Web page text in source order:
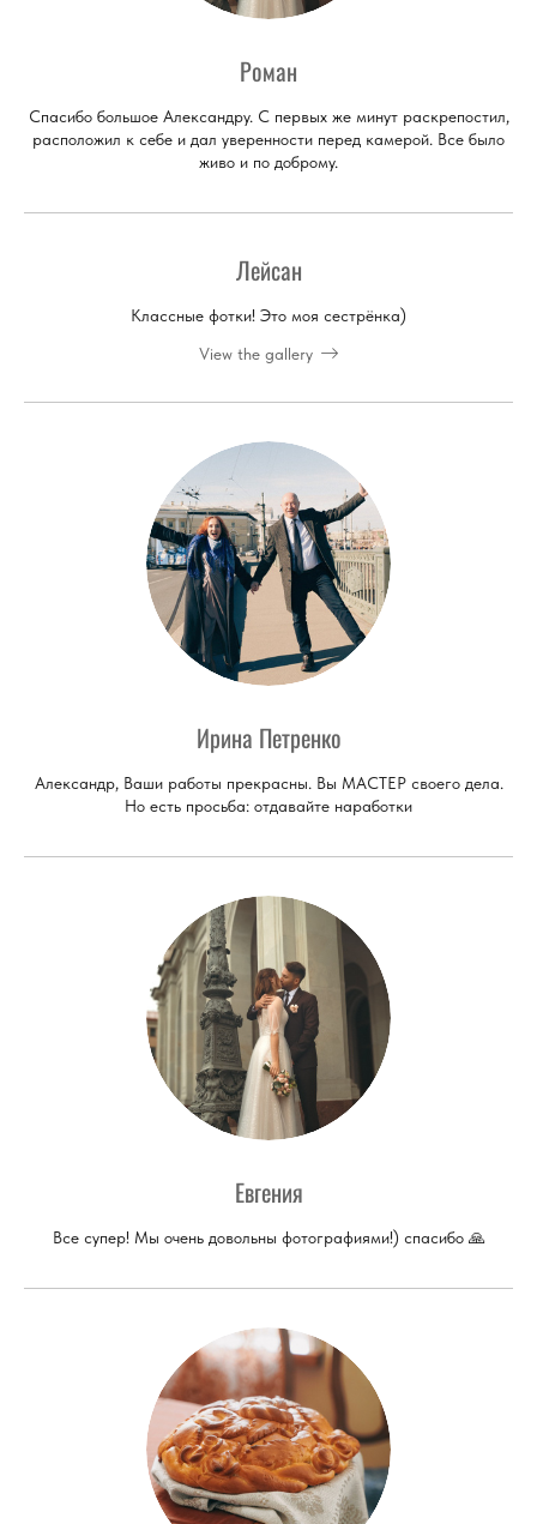
Роман
Спасибо большое Александру. С первых же минут раскрепостил,
расположил к себе и дал уверенности перед камерой. Все было
живо и по доброму.
Лейсан
Классные фотки! Это моя сестрёнка)
View the gallery
Ирина Петренко
Александр, Ваши работы прекрасны. Вы МАСТЕР своего дела.
Но есть просьба: отдавайте наработки
Евгения
Все супер! Мы очень довольны фотографиями!) спасибо 🙏